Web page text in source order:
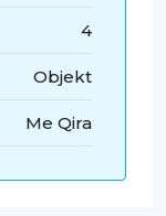
4
Objekt
Me Qira